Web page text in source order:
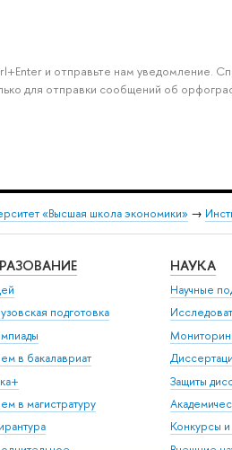
и отправьте нам уведомление.
для отправки сообщений об
«Высшая школа экономики» →
подготовка
в бакалавриат
в магистратуру
НАУКА
Научные
Защиты
Конкурсы и